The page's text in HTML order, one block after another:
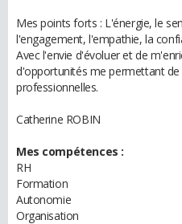
Mes points forts : L'énergie, le
l'engagement, l'empathie, la
Avec l'envie d'évoluer et de
d'opportunités me permettant
professionnelles.
Catherine ROBIN
Mes compétences :
RH
Formation
Autonomie
Organisation